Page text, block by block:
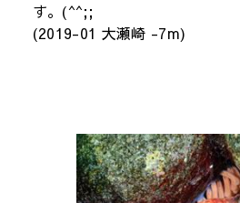
す。(^^;;
(2019-01 大瀬崎 -7m)